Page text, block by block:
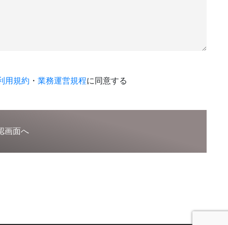
用規約 ・ 業務運営規程に同意する